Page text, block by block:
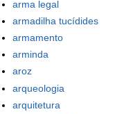
arma legal
armadilha tucídides
armamento
arminda
aroz
arqueologia
arquitetura